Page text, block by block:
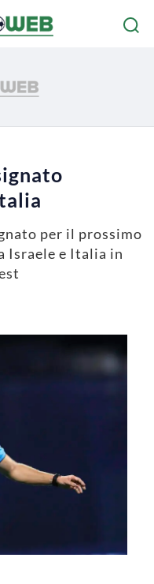
per il prossimo
Israele e Italia in